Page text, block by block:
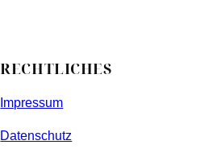
RECHTLICHES
Impressum
Datenschutz